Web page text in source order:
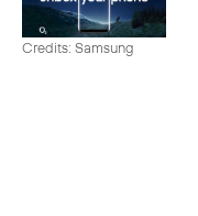
Credits: Samsung